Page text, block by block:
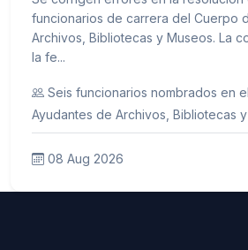
funcionarios de carrera del Cuerpo
Archivos, Bibliotecas y Museos. La
la fe...
Seis funcionarios nombrados en
Ayudantes de Archivos, Bibliotecas
08 Aug 2026